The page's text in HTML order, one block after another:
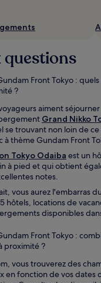
questions
Front Tokyo :
?
aiment séjourner
Grand Nikko
se trouvant non loin de
à thème Gundam Front
Tokyo Odaiba est un
à pied et qui obtient
notes.
vous aurez l'embarras
hôtels, locations de
disponibles
Front Tokyo :
proximité ?
vous trouverez des
en fonction de vos dates